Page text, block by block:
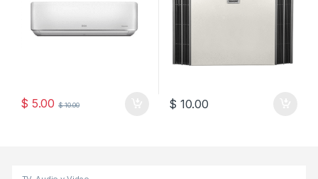
$ 5.00 $10.00 $ 10.00